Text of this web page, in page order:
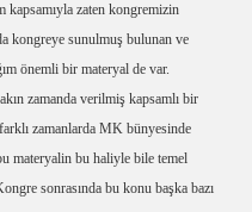
zaten kongremizin
kongreye sunulmuş bulunan ve
önemli bir materyal de var.
zamanda verilmiş kapsamlı bir
zamanlarda MK bünyesinde
materyalin bu haliyle bile temel
sonrasında bu konu başka bazı